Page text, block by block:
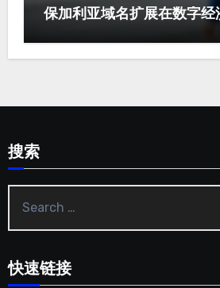
保加利亚域名扩展在数字经
搜索
快速链接